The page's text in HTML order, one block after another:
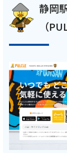
静岡
（